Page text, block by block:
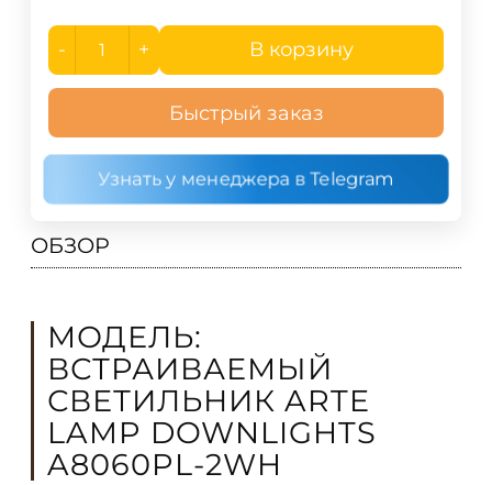
- + В корзину
Быстрый заказ
Узнать у менеджера в Telegram
ОБЗОР
МОДЕЛЬ:
ВСТРАИВАЕМЫЙ
СВЕТИЛЬНИК ARTE
LAMP DOWNLIGHTS
A8060PL-2WH